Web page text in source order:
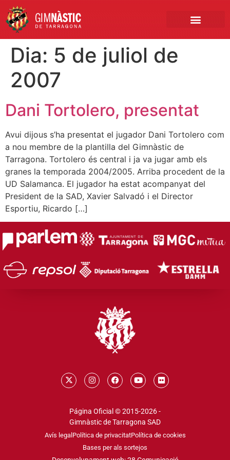
Dia: 5 de juliol de
2007
Dani Tortolero, presentat
Avui dijous s’ha presentat el jugador Dani Tortolero com
a nou membre de la plantilla del Gimnàstic de
Tarragona. Tortolero és central i ja va jugar amb els
granes la temporada 2004/2005. Arriba procedent de la
UD Salamanca. El jugador ha estat acompanyat del
President de la SAD, Xavier Salvadó i el Director
Esportiu, Ricardo […]
Página Oficial © 2015-2026 -
Gimnàstic de Tarragona SAD
Avís legal Política de privacitatPolítica de cookies
Bases per als sortejos